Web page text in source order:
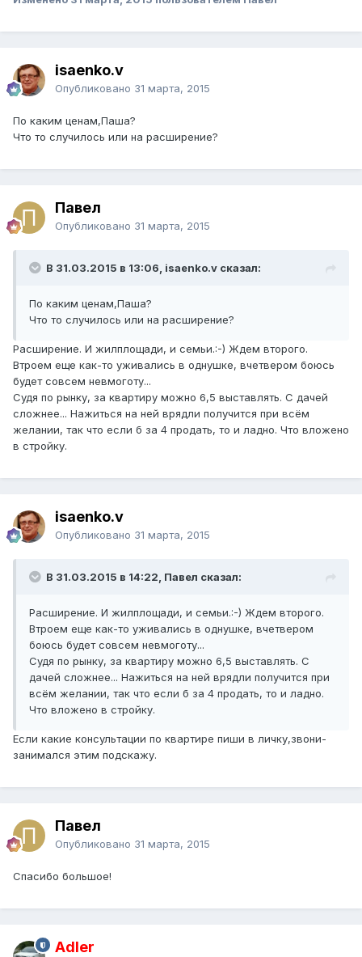
isaenko.v
Опубликовано 31 марта, 2015
По каким ценам,Паша?
Что то случилось или на расширение?
Павел
Опубликовано 31 марта, 2015
В 31.03.2015 в 13:06, isaenko.v сказал:
По каким ценам,Паша?
Что то случилось или на расширение?
Расширение. И жилплощади, и семьи.:-) Ждем второго.
Втроем еще как-то уживались в однушке, вчетвером боюсь
будет совсем невмоготу...
Судя по рынку, за квартиру можно 6,5 выставлять. С дачей
сложнее... Нажиться на ней врядли получится при всём
желании, так что если б за 4 продать, то и ладно. Что вложено
в стройку.
isaenko.v
Опубликовано 31 марта, 2015
В 31.03.2015 в 14:22, Павел сказал:
Расширение. И жилплощади, и семьи.:-) Ждем второго.
Втроем еще как-то уживались в однушке, вчетвером
боюсь будет совсем невмоготу...
Судя по рынку, за квартиру можно 6,5 выставлять. С
дачей сложнее... Нажиться на ней врядли получится при
всём желании, так что если б за 4 продать, то и ладно.
Что вложено в стройку.
Если какие консультации по квартире пиши в личку,звони-
занимался этим подскажу.
Павел
Опубликовано 31 марта, 2015
Спасибо большое!
Adler